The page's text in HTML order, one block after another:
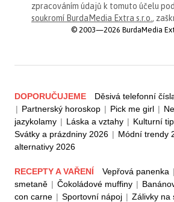
zpracováním údajů k tomuto účelu
soukromí BurdaMedia Extra s.r.o. ,
© 2003—2026 BurdaMedia
DOPORUČUJEME Děsivá telefonní
| Partnerský horoskop | Pick me girl |
jazykolamy | Láska a vztahy | Kulturní
Svátky a prázdniny 2026 | Módní trendy
alternativy 2026
RECEPTY A VAŘENÍ Vepřová panenka |
smetaně | Čokoládové muffiny |
con carne | Sportovní nápoj | Zálivky na